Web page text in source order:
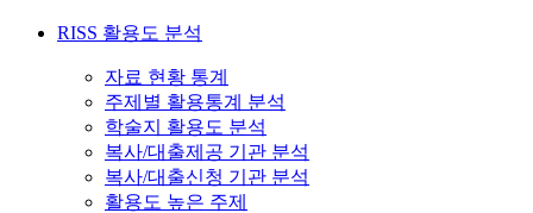
RISS 활용도 분석
자료 현황 통계
주제별 활용통계 분석
학술지 활용도 분석
복사/대출제공 기관 분석
복사/대출신청 기관 분석
활용도 높은 주제